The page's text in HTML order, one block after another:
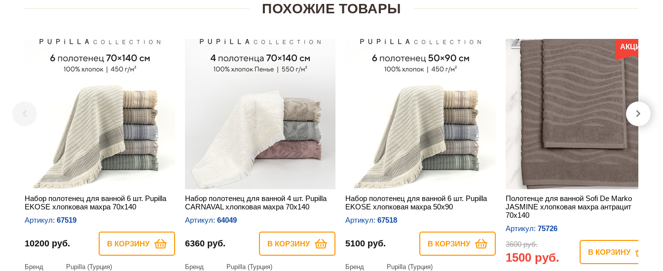
ПОХОЖИЕ ТОВАРЫ
Набор полотенец для ванной 6 шт. Pupilla
EKOSE хлопковая махра 70х140
Артикул: 67519
10200 руб. В КОРЗИНУ
Бренд
Pupilla (Турция)
Набор полотенец для ванной 4 шт. Pupilla
CARNAVAL хлопковая махра 70х140
Артикул: 64049
6360 руб. В КОРЗИНУ
Бренд
Pupilla (Турция)
Набор полотенец для ванной 6 шт. Pupilla
EKOSE хлопковая махра 50х90
Артикул: 67518
5100 руб. В КОРЗИНУ
Бренд
Pupilla (Турция)
АКЦИЯ
Полотенце для ванной Sofi De Marko
JASMINE хлопковая махра антрацит
70х140
Артикул: 75726
3600 руб.
1500 руб. В КОРЗИНУ